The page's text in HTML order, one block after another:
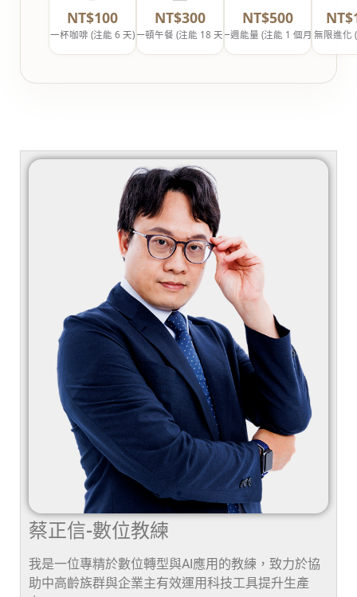
NT$100
一杯咖啡 (注能 6 天)
NT$300
一頓午餐 (注能 18 天)
NT$500
一週能量 (注能 1 個月)無限進化
蔡正信-數位教練
我是一位專精於數位轉型與AI應用的教練，致力於協
助中高齡族群與企業主有效運用科技工具提升生產